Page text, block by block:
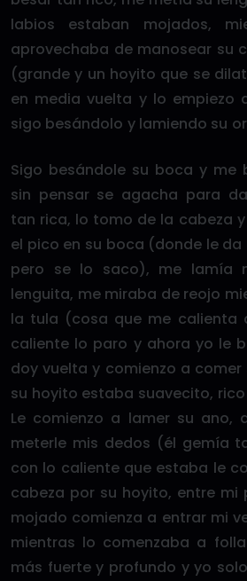
labios estaban mojados,
aprovechaba de manosear su
(grande y un hoyito que se
en media vuelta y lo empiezo
sigo besándolo y lamiendo su
Sigo besándole su boca y me
sin pensar se agacha para
tan rica, lo tomo de la cabeza
el pico en su boca (donde le
pero se lo saco), me lamía
lenguita, me miraba de reojo
la tula (cosa que me calienta
caliente lo paro y ahora yo le
doy vuelta y comienzo a
su hoyito estaba suavecito,
Le comienzo a lamer su ano,
meterle mis dedos (él gemía
con lo caliente que estaba le
cabeza por su hoyito, entre mi
mojado comienza a entrar mi
mientras lo comenzaba a
más fuerte y profundo y yo